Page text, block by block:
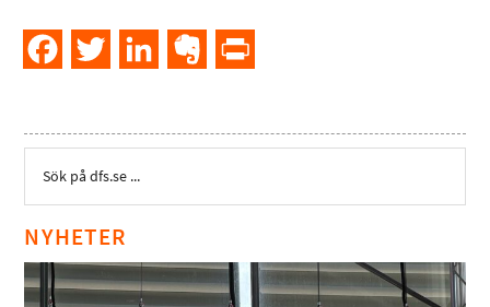
FacebookTwitter LinkedInEvernote
NYHETER